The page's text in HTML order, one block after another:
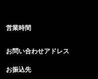
営業時間
お問い合わせアドレス
お振込先